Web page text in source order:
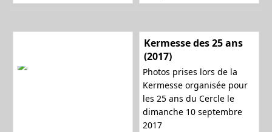
Kermesse des 25 ans
(2017)
Photos prises lors de la
Kermesse organisée pour
les 25 ans du Cercle le
dimanche 10 septembre
2017